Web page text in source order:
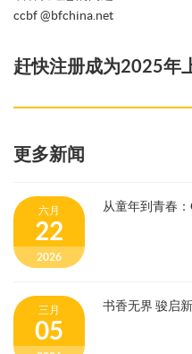
ccbf @bfchina.net
赶快注册成为2025年
更多新闻
六月
22
2026
从童年到青春
三月
05
书香无界 骏启